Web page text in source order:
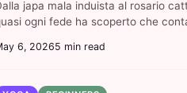
japa mala induista al rosario
ogni fede ha scoperto che
6, 20265 min read